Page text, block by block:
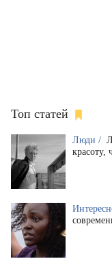
Топ статей
Люди /
красоту,